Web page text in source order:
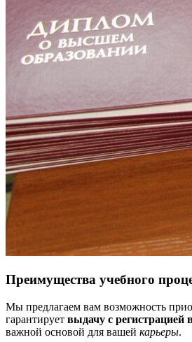
Преимущества учебного
Мы предлагаем вам возможность
гарантирует выдачу с регистрацией
важной основой для вашей карьеры.